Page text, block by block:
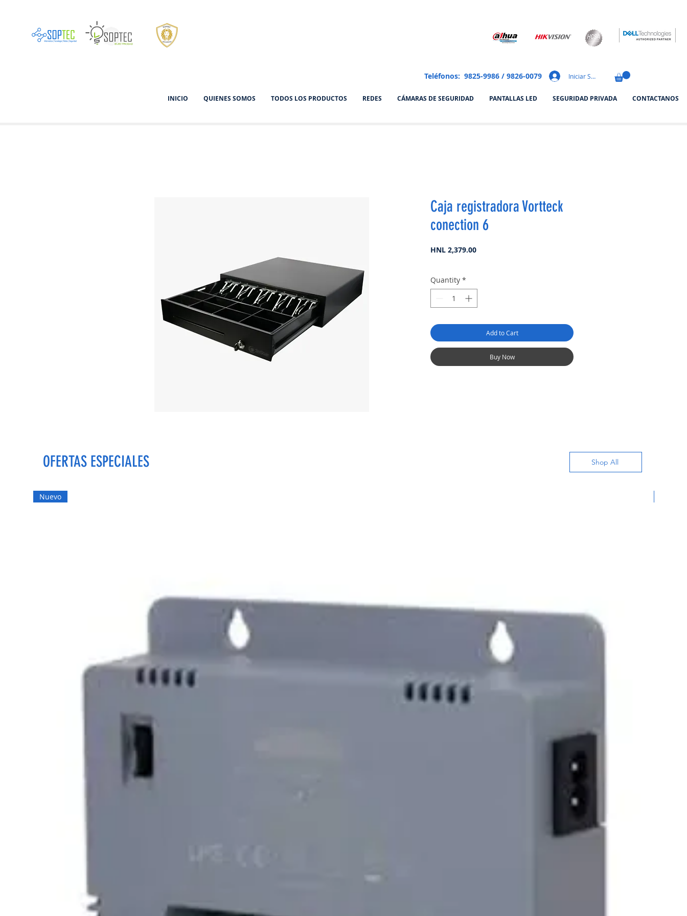
Teléfonos: 9825-9986 / 9826-0079
INICIO QUIENES SOMOS TODOS LOS PRODUCTOS REDES CÁMARAS DE SEGURIDAD PANTALLAS LED SEGURIDAD PRIVADA CONTACTANOS
Caja registradora Vortteck
conection 6
HNL 2,379.00Price
Quantity *
Add to Cart
Buy Now
OFERTAS ESPECIALES Shop All
Nuevo
Iniciar Sesión